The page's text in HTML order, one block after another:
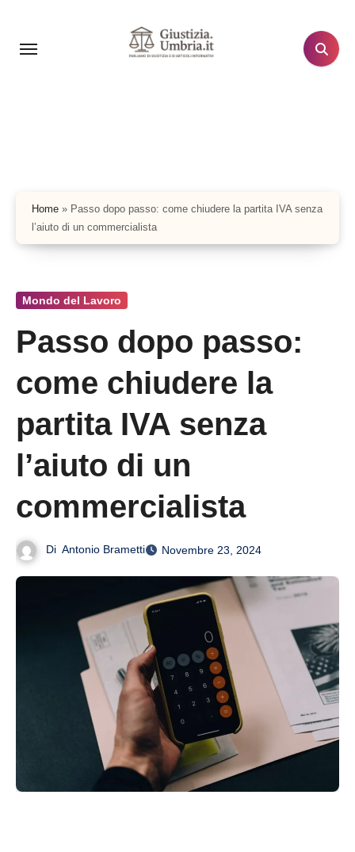
contenuto
Home » Passo dopo passo: come chiudere la partita IVA senza
l’aiuto di un commercialista
Mondo del Lavoro
Passo dopo passo:
come chiudere la
partita IVA senza
l’aiuto di un
commercialista
Di Antonio Brametti Novembre 23, 2024